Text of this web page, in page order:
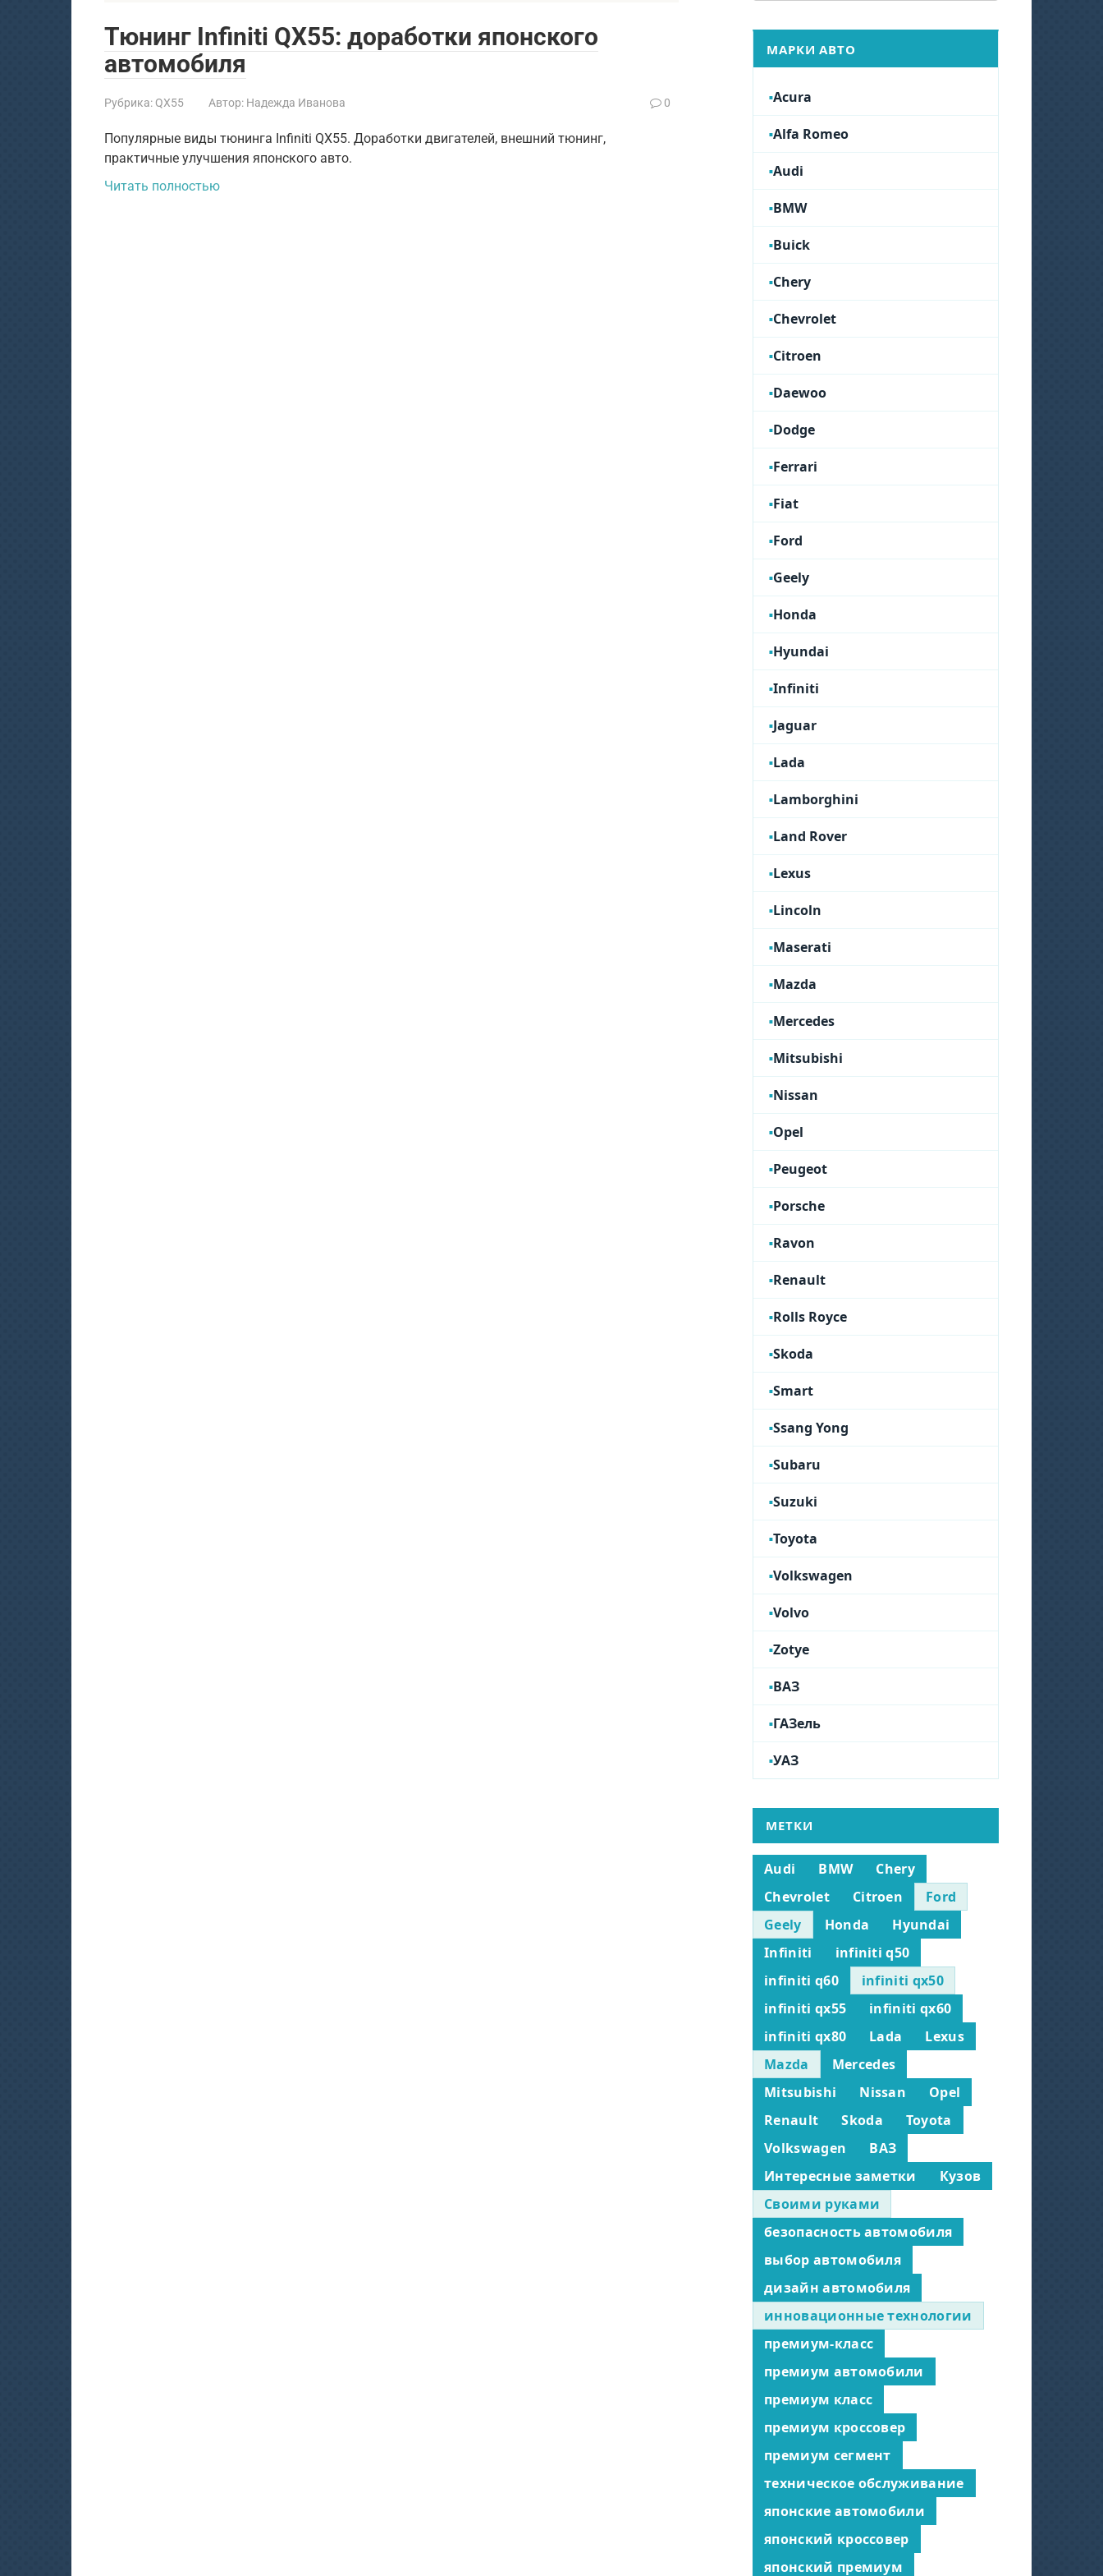
Тюнинг Infiniti QX55: доработки японского
автомобиля
Рубрика:QX55 Автор: Надежда Иванова 0
Популярные виды тюнинга Infiniti QX55. Доработки двигателей, внешний тюнинг,
практичные улучшения японского авто.
Читать полностью
МАРКИ АВТО
Acura
Alfa Romeo
Audi
BMW
Buick
Chery
Chevrolet
Citroen
Daewoo
Dodge
Ferrari
Fiat
Ford
Geely
Honda
Hyundai
Infiniti
Jaguar
Lada
Lamborghini
Land Rover
Lexus
Lincoln
Maserati
Mazda
Mercedes
Mitsubishi
Nissan
Opel
Peugeot
Porsche
Ravon
Renault
Rolls Royce
Skoda
Smart
Ssang Yong
Subaru
Suzuki
Toyota
Volkswagen
Volvo
Zotye
ВАЗ
ГАЗель
УАЗ
МЕТКИ
Audi BMW
Chery
Chevrolet
Citroen
Ford
Geely
Honda
Hyundai
Infiniti
infiniti q50
infiniti q60
infiniti qx50
infiniti qx55
infiniti qx60
infiniti qx80
Lada
Lexus
Mazda
Mercedes
Mitsubishi
Nissan
Opel
Renault
Skoda
Toyota
Volkswagen
ВАЗ
Интересные заметки
Кузов
Своими руками
безопасность автомобиля
выбор автомобиля
дизайн автомобиля
инновационные технологии
премиум-класс
премиум автомобили
премиум класс
премиум кроссовер
премиум сегмент
техническое обслуживание
японские автомобили
японский кроссовер
японский премиум